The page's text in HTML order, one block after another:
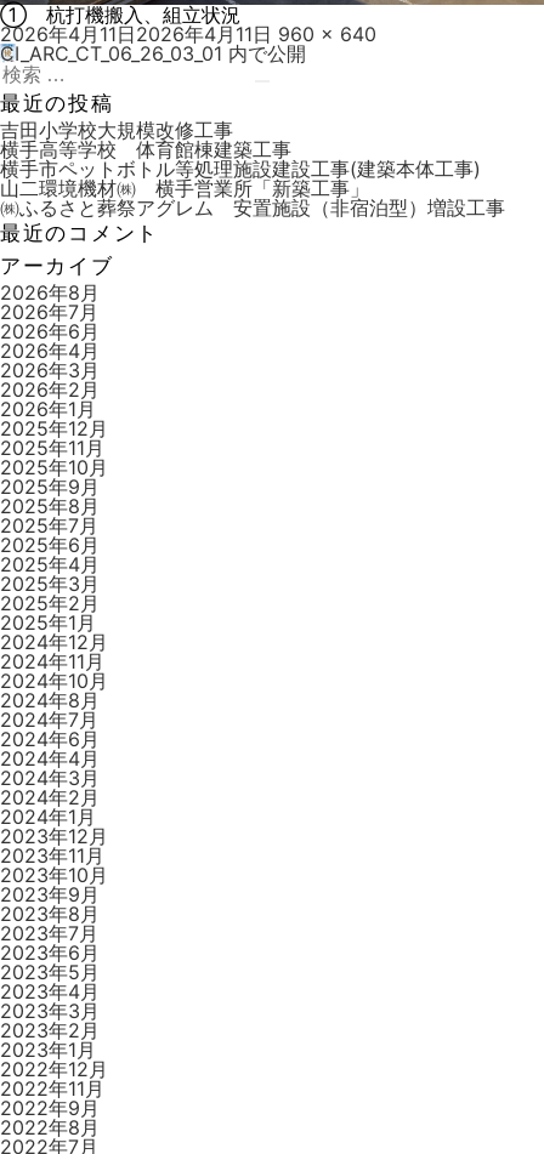
① 杭打機搬入、組立状況
投
稿
日:
2026年4月11日2026年4月11日 フ
ル
サ
960 × 640
投
稿
ナ
ビ
ゲ
ー
シ
ョ
ン
CI_ARC_CT_06_26_03_01 内で公開
検
索:
最近の投稿
吉田小学校大規模改修工事
横手高等学校 体育館棟建築工事
横手市ペットボトル等処理施設建設工事(建築本体工事)
山二環境機材㈱ 横手営業所「新築工事」
㈱ふるさと葬祭アグレム 安置施設（非宿泊型）増設工事
最近のコメント
アーカイブ
2026年8月
2026年7月
2026年6月
2026年4月
2026年3月
2026年2月
2026年1月
2025年12月
2025年11月
2025年10月
2025年9月
2025年8月
2025年7月
2025年6月
2025年4月
2025年3月
2025年2月
2025年1月
2024年12月
2024年11月
2024年10月
2024年8月
2024年7月
2024年6月
2024年4月
2024年3月
2024年2月
2024年1月
2023年12月
2023年11月
2023年10月
2023年9月
2023年8月
2023年7月
2023年6月
2023年5月
2023年4月
2023年3月
2023年2月
2023年1月
2022年12月
2022年11月
2022年9月
2022年8月
2022年7月